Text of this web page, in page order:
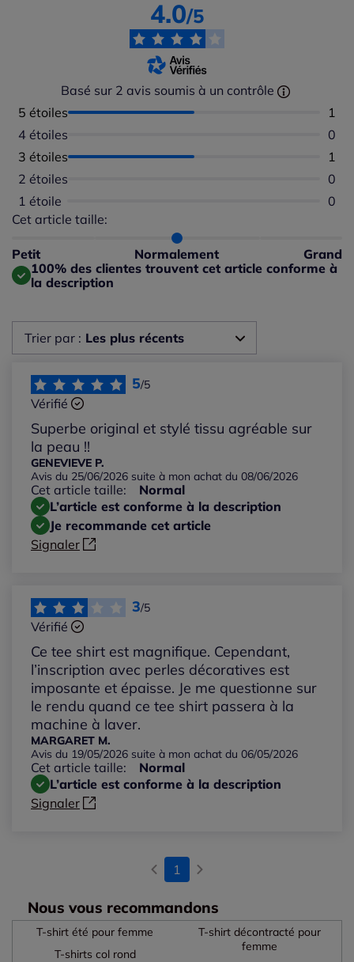
4.0/5
Basé sur 2 avis soumis à un contrôle
5 étoiles
1
4 étoiles
0
3 étoiles
1
2 étoiles
0
1 étoile
0
Cet article taille:
Petit Normalement Grand
Répartition du taillant selon les avis clients
Taille normalement : 100%
Taille grand : 0%
100% des clientes trouvent cet article conforme à
la description
Trier par : Les plus récents
Les plus récents
Les plus anciens
Notes les plus élevées
Notes les plus basses
5/5
Vérifié
Superbe original et stylé tissu agréable sur
la peau !!
GENEVIEVE P.
Avis du 25/06/2026 suite à mon achat du 08/06/2026
Cet article taille:
Normal
L’article est conforme à la description
Je recommande cet article
Signaler
3/5
Vérifié
Ce tee shirt est magnifique. Cependant,
l’inscription avec perles décoratives est
imposante et épaisse. Je me questionne sur
le rendu quand ce tee shirt passera à la
machine à laver.
MARGARET M.
Avis du 19/05/2026 suite à mon achat du 06/05/2026
Cet article taille:
Normal
L’article est conforme à la description
Signaler
1
Nous vous recommandons
T-shirt été pour femme
T-shirts col rond
T-shirt décontracté pour
femme